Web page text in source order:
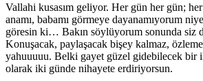
Vallahi kusasım geliyor. Her gün her gün;
anamı, babamı görmeye dayanamıyorum
göresin ki… Bakın söylüyorum sonunda siz de
Konuşacak, paylaşacak bişey kalmaz,
yahuuuuu. Belki gayet güzel gidebilecek
olarak iki günde nihayete erdiriyorsun.